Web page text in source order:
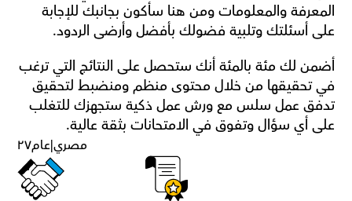
على أسئلتك وتلبية فضولك بأفضل وأرضى الردود.
على أي سؤال وتفوق في الامتحانات بثقة عالية.
٢٧عام|مصري